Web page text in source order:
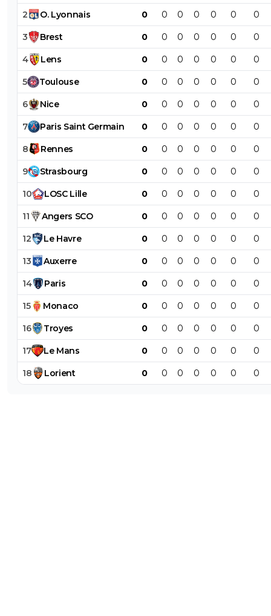
2 O. Lyonnais 0 0 0 0 0 0 0
3 Brest 0 0 0 0 0 0 0
4 Lens 0 0 0 0 0 0 0
5 Toulouse 0 0 0 0 0 0 0
6 Nice 0 0 0 0 0 0 0
7 Paris Saint Germain 0 0 0 0 0 0 0
8 Rennes 0 0 0 0 0 0 0
9 Strasbourg 0 0 0 0 0 0 0
10 LOSC Lille 0 0 0 0 0 0 0
11 Angers SCO 0 0 0 0 0 0 0
12 Le Havre 0 0 0 0 0 0 0
13 Auxerre 0 0 0 0 0 0 0
14 Paris 0 0 0 0 0 0 0
15 Monaco 0 0 0 0 0 0 0
16 Troyes 0 0 0 0 0 0 0
17 Le Mans 0 0 0 0 0 0 0
18 Lorient 0 0 0 0 0 0 0